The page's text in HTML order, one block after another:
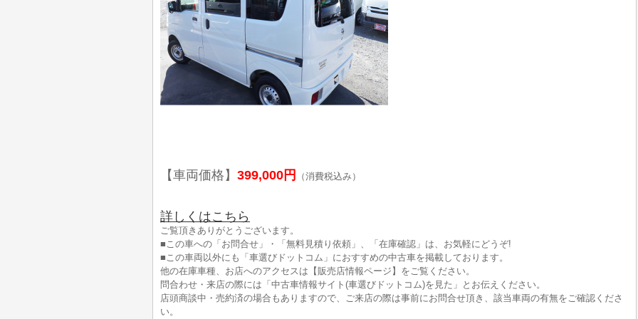
【車両価格】 399,000円 （消費税込み）
詳しくはこちら
ご覧頂きありがとうございます。
■この車への「お問合せ」・「無料見積り依頼」、「在庫確認」は、お気軽にどうぞ!
■この車両以外にも「車選びドットコム」におすすめの中古車を掲載しております。
他の在庫車種、お店へのアクセスは【販売店情報ページ】をご覧ください。
問合わせ・来店の際には「中古車情報サイト(車選びドットコム)を見た」とお伝えください。
店頭商談中・売約済の場合もありますので、ご来店の際は事前にお問合せ頂き、該当車両の有無をご確認くださ
い。